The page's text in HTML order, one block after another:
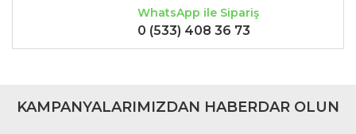
WhatsApp ile Sipariş
0 (533) 408 36 73
KAMPANYALARIMIZDAN HABERDAR OLUN